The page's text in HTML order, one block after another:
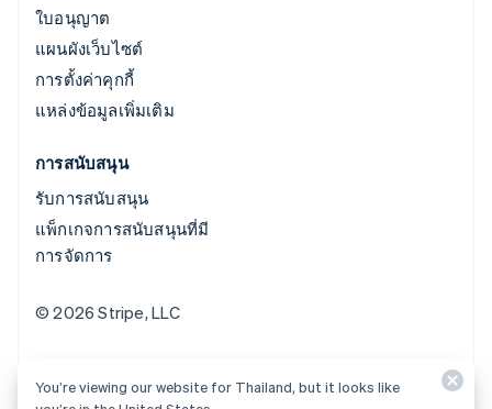
ใบอนุญาต
แผนผังเว็บไซต์
การตั้งค่าคุกกี้
แหล่งข้อมูลเพิ่มเติม
การสนับสนุน
รับการสนับสนุน
แพ็กเกจการสนับสนุนที่มี
การจัดการ
© 2026 Stripe, LLC
You’re viewing our website for Thailand, but it looks like